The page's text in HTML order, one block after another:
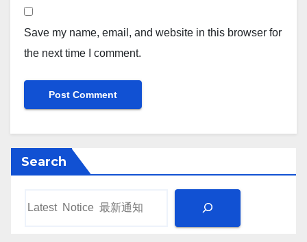
Save my name, email, and website in this browser for
the next time I comment.
Search